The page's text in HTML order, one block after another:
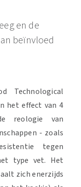
en de
beïnvloed
Technological
het effect van 4
reologie van
- zoals
tegen
type vet. Het
zich enerzijds